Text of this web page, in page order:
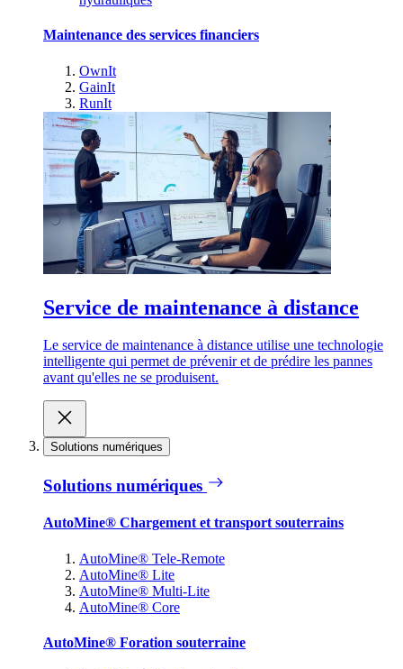
Maintenance des services financiers
OwnIt
GainIt
RunIt
Service de maintenance à distance
Le service de maintenance à distance utilise une technologie
intelligente qui permet de prévenir et de prédire les pannes
avant qu'elles ne se produisent.
Solutions numériques
Solutions numériques
AutoMine® Chargement et transport souterrains
AutoMine® Tele-Remote
AutoMine® Lite
AutoMine® Multi-Lite
AutoMine® Core
AutoMine® Foration souterraine